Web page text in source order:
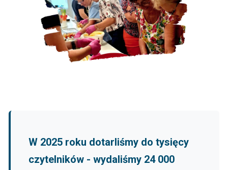
W 2025 roku dotarliśmy do tysięcy
czytelników - wydaliśmy 24 000